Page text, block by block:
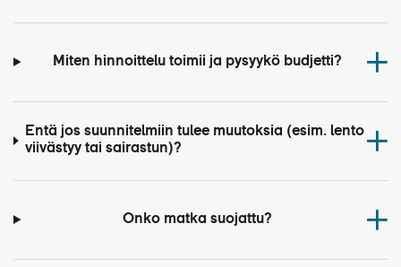
Miten hinnoittelu toimii ja pysyykö budjetti?
Entä jos suunnitelmiin tulee muutoksia (esim. lento
viivästyy tai sairastun)?
Onko matka suojattu?